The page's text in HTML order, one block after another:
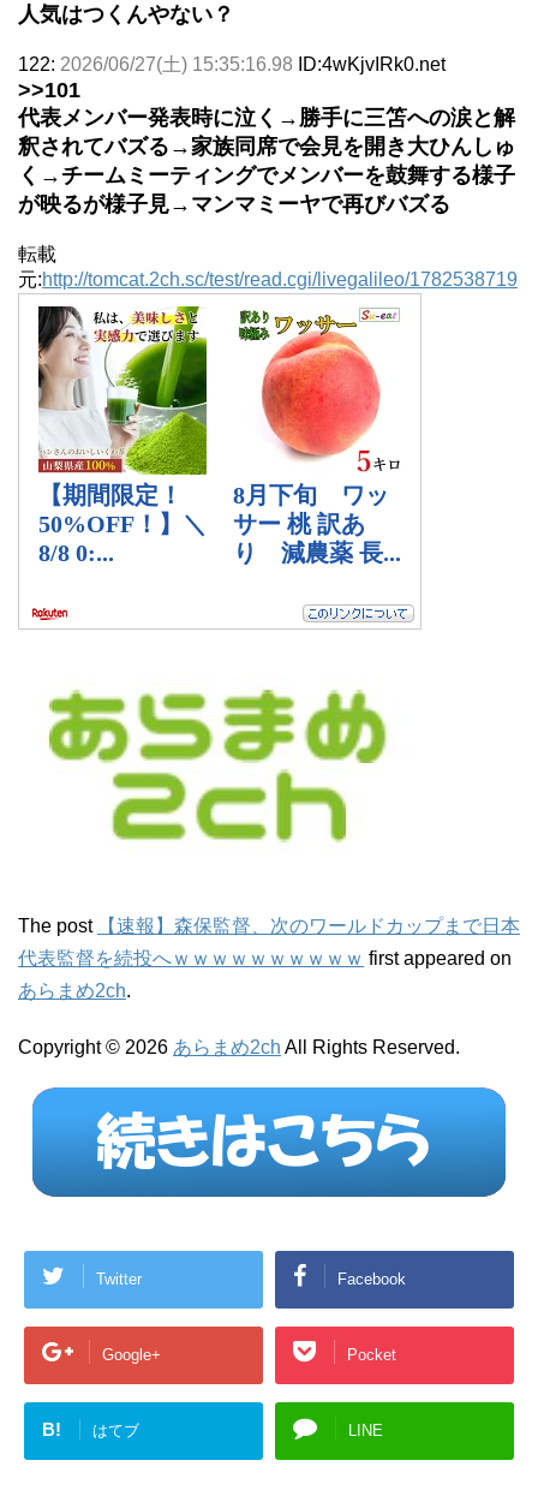
人気はつくんやない？
122: 2026/06/27(土) 15:35:16.98 ID:4wKjvIRk0.net
>>101
代表メンバー発表時に泣く→勝手に三笘への涙と解
釈されてバズる→家族同席で会見を開き大ひんしゅ
く→チームミーティングでメンバーを鼓舞する様子
が映るが様子見→マンマミーヤで再びバズる
転載
元:http://tomcat.2ch.sc/test/read.cgi/livegalileo/1782538719
The post
【速報】森保監督、次のワールドカップまで日本
代表監督を続投へｗｗｗｗｗｗｗｗｗｗ first appeared on
あらまめ2ch.
Copyright © 2026 あらまめ2ch All Rights Reserved.
Twitter Facebook
Google+ Pocket
B! はてブ LINE